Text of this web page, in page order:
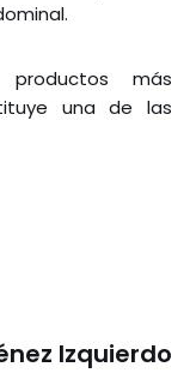
más
una de las
Izquierdo